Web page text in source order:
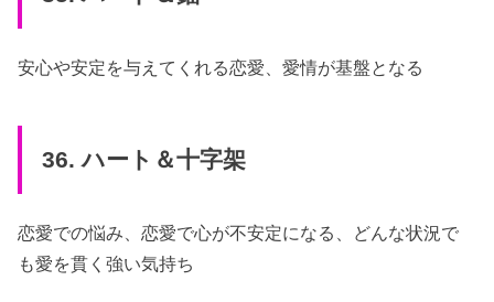
安心や安定を与えてくれる恋愛、愛情が基盤となる
36. ハート＆十字架
恋愛での悩み、恋愛で心が不安定になる、どんな状況で
も愛を貫く強い気持ち